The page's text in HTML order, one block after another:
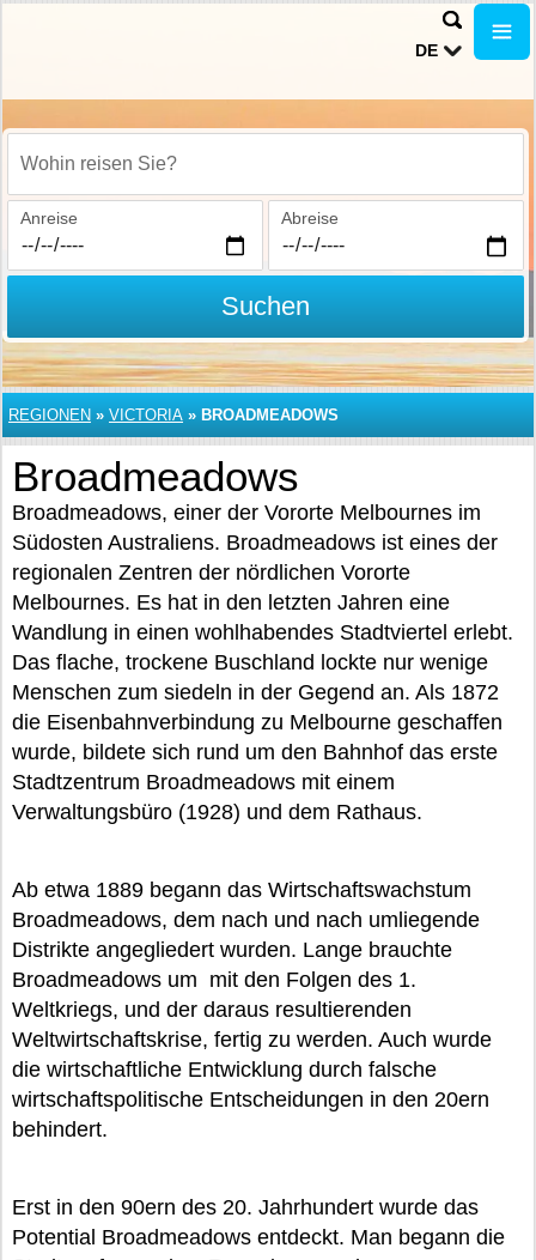
DE
Wohin reisen Sie?
Anreise Abreise
Suchen
REGIONEN » VICTORIA » BROADMEADOWS
Broadmeadows
Broadmeadows, einer der Vororte Melbournes im
Südosten Australiens. Broadmeadows ist eines der
regionalen Zentren der nördlichen Vororte
Melbournes. Es hat in den letzten Jahren eine
Wandlung in einen wohlhabendes Stadtviertel erlebt.
Das flache, trockene Buschland lockte nur wenige
Menschen zum siedeln in der Gegend an. Als 1872
die Eisenbahnverbindung zu Melbourne geschaffen
wurde, bildete sich rund um den Bahnhof das erste
Stadtzentrum Broadmeadows mit einem
Verwaltungsbüro (1928) und dem Rathaus.
Ab etwa 1889 begann das Wirtschaftswachstum
Broadmeadows, dem nach und nach umliegende
Distrikte angegliedert wurden. Lange brauchte
Broadmeadows um mit den Folgen des 1.
Weltkriegs, und der daraus resultierenden
Weltwirtschaftskrise, fertig zu werden. Auch wurde
die wirtschaftliche Entwicklung durch falsche
wirtschaftspolitische Entscheidungen in den 20ern
behindert.
Erst in den 90ern des 20. Jahrhundert wurde das
Potential Broadmeadows entdeckt. Man begann die